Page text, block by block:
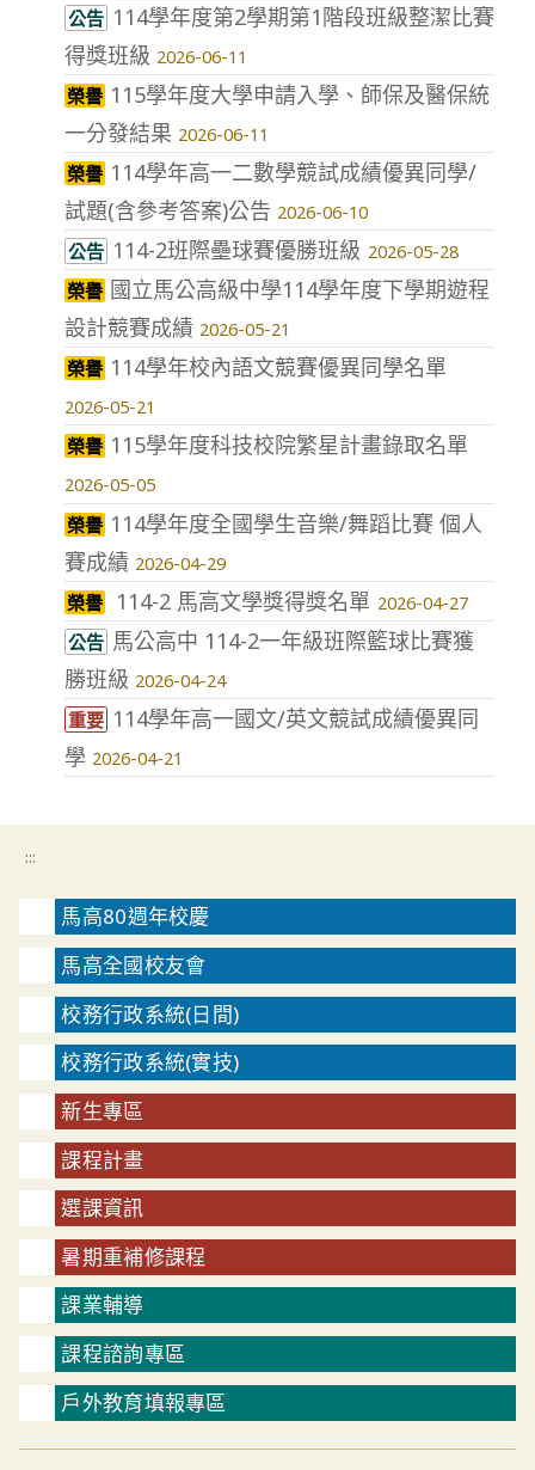
公告 114學年度第2學期第1階段班級整潔比賽
得獎班級 2026-06-11
榮譽 115學年度大學申請入學、師保及醫保統
一分發結果 2026-06-11
榮譽 114學年高一二數學競試成績優異同學/
試題(含參考答案)公告 2026-06-10
公告 114-2班際壘球賽優勝班級 2026-05-28
榮譽 國立馬公高級中學114學年度下學期遊程
設計競賽成績 2026-05-21
榮譽 114學年校內語文競賽優異同學名單
2026-05-21
榮譽 115學年度科技校院繁星計畫錄取名單
2026-05-05
榮譽 114學年度全國學生音樂/舞蹈比賽 個人
賽成績 2026-04-29
榮譽
114-2 馬高文學獎得獎名單 2026-04-27
公告 馬公高中 114-2一年級班際籃球比賽獲
勝班級 2026-04-24
重要 114學年高一國文/英文競試成績優異同
學 2026-04-21
:::
馬高80週年校慶
馬高全國校友會
校務行政系統(日間)
校務行政系統(實技)
新生專區
課程計畫
選課資訊
暑期重補修課程
課業輔導
課程諮詢專區
戶外教育填報專區